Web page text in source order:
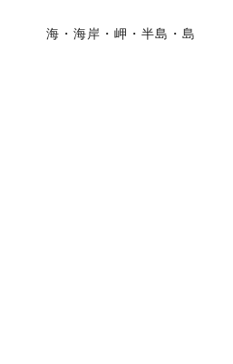
海・海岸・岬・半島・島